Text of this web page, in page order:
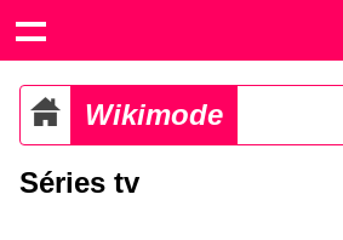
Wikimode
Séries tv